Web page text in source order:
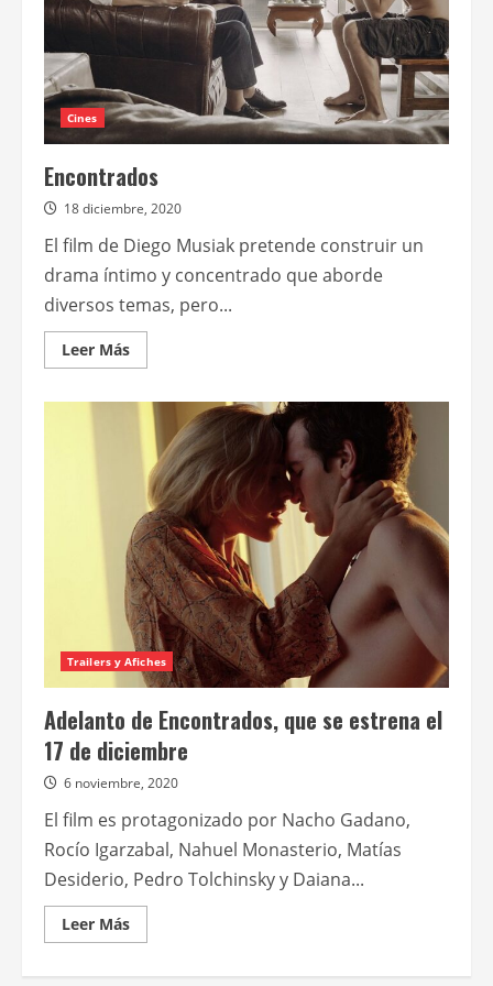
Cines
Encontrados
18 diciembre, 2020
El film de Diego Musiak pretende construir un
drama íntimo y concentrado que aborde
diversos temas, pero...
Leer MásLeer
más
Encontrados
Trailers y Afiches
Adelanto de Encontrados, que se estrena el
17 de diciembre
6 noviembre, 2020
El film es protagonizado por Nacho Gadano,
Rocío Igarzabal, Nahuel Monasterio, Matías
Desiderio, Pedro Tolchinsky y Daiana...
Leer MásLeer
más